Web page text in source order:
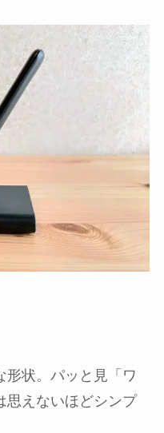
形状。パッと見「ワ
思えないほどシンプ